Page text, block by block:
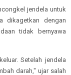
jendela untuk
dikagetkan dengan
tidak bernyawa
Setelah jendela
darah," ujar salah